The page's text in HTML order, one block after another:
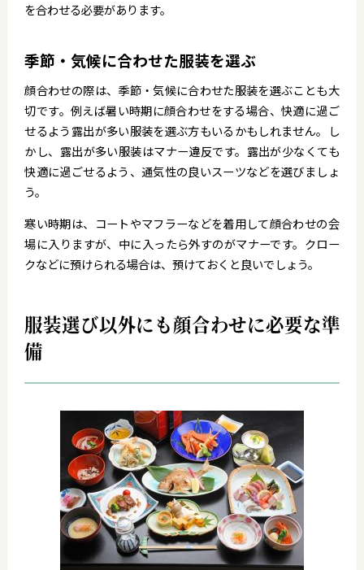
を合わせる必要があります。
季節・気候に合わせた服装を選ぶ
顔合わせの際は、季節・気候に合わせた服装を選ぶことも大
切です。例えば暑い時期に顔合わせをする場合、快適に過ご
せるよう露出が多い服装を選ぶ方もいるかもしれません。し
かし、露出が多い服装はマナー違反です。露出が少なくても
快適に過ごせるよう、通気性の良いスーツなどを選びましょ
う。
寒い時期は、コートやマフラーなどを着用して顔合わせの会
場に入りますが、中に入ったら外すのがマナーです。クロー
クなどに預けられる場合は、預けておくと良いでしょう。
服装選び以外にも顔合わせに必要な準
備